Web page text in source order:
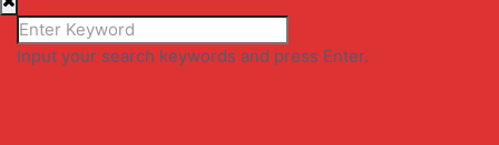
Input your search keywords and press Enter.